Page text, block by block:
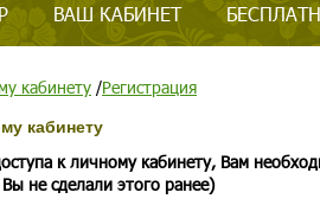
ВАШ КАБИНЕТ
кабинету /Регистрация
кабинету
к личному кабинету, Вам
не сделали этого ранее)